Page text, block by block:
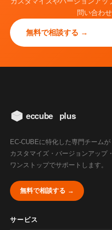
問い合わ
無料で相談する →
EC-CUBEに特化した専門チームが
カスタマイズ・バージョンアップ
ワンストップでサポートします。
無料で相談する →
サービス